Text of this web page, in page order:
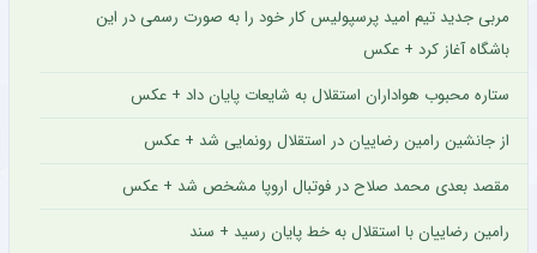
مربی جدید تیم امید پرسپولیس کار خود را به صورت رسمی در این
باشگاه آغاز کرد + عکس
ستاره محبوب هواداران استقلال به شایعات پایان داد + عکس
از جانشین رامین رضاییان در استقلال رونمایی شد + عکس
مقصد بعدی محمد صلاح در فوتبال اروپا مشخص شد + عکس
رامین رضاییان با استقلال به خط پایان رسید + سند